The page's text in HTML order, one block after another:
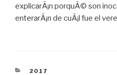
explicarÃ¡n porquÃ© son
enterarÃ¡n de cuÃ¡l fue el
CATEGORÍAS
2017